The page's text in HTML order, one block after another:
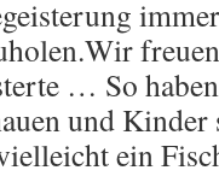
… So
und
ein